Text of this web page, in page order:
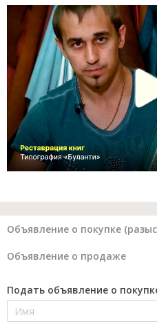
Объявление о покупке
Объявление о продаже
Подать объявление о